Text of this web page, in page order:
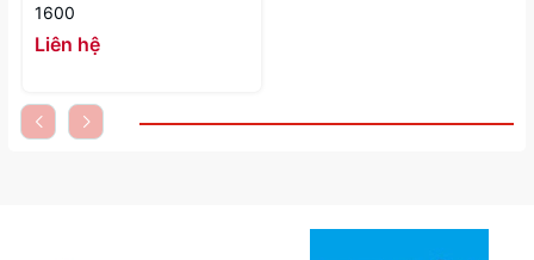
1600
Liên hệ